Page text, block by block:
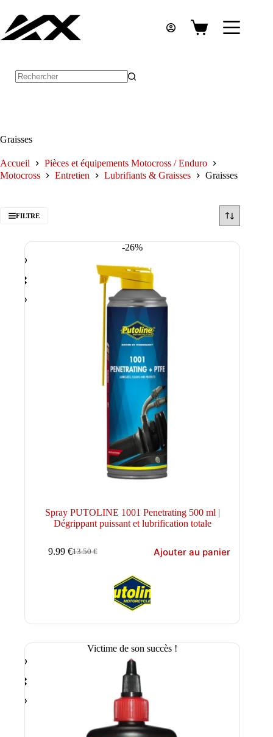
contenu
Panier
Graisses
Accueil
Pièces et équipements Motocross / Enduro
Motocross
Entretien Lubrifiants & Graisses Graisses
FILTRE
-26%
Spray PUTOLINE 1001 Penetrating 500 ml |
Dégrippant puissant et lubrification totale
13.50€
Le
9.99 €Le
Ajouter au panier
Victime de son succès !